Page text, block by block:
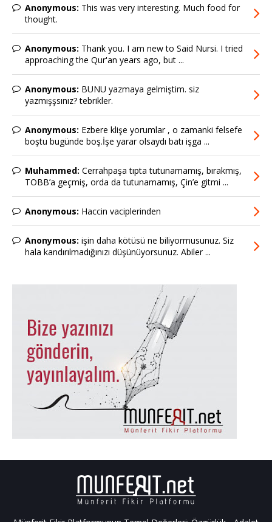
Anonymous: This was very interesting. Much food for
thought.
Anonymous: Thank you. I am new to Said Nursi. I tried
approaching the Qur'an years ago, but ...
Anonymous: BUNU yazmaya gelmiştim. siz
yazmışşsınız? tebrikler.
Anonymous: Ezbere klişe yorumlar , o zamanki felsefe
boştu bugünde boş.İşe yarar olsaydı batı işga ...
Muhammed: Cerrahpaşa tıpta tutunamamış, bırakmış,
TOBB’a geçmiş, orda da tutunamamış, Çin’e gitmi ...
Anonymous: Haccin vaciplerinden
Anonymous: işin daha kötüsü ne biliyormusunuz. Siz
hala kandırılmadığınızı düşünüyorsunuz. Abiler ...